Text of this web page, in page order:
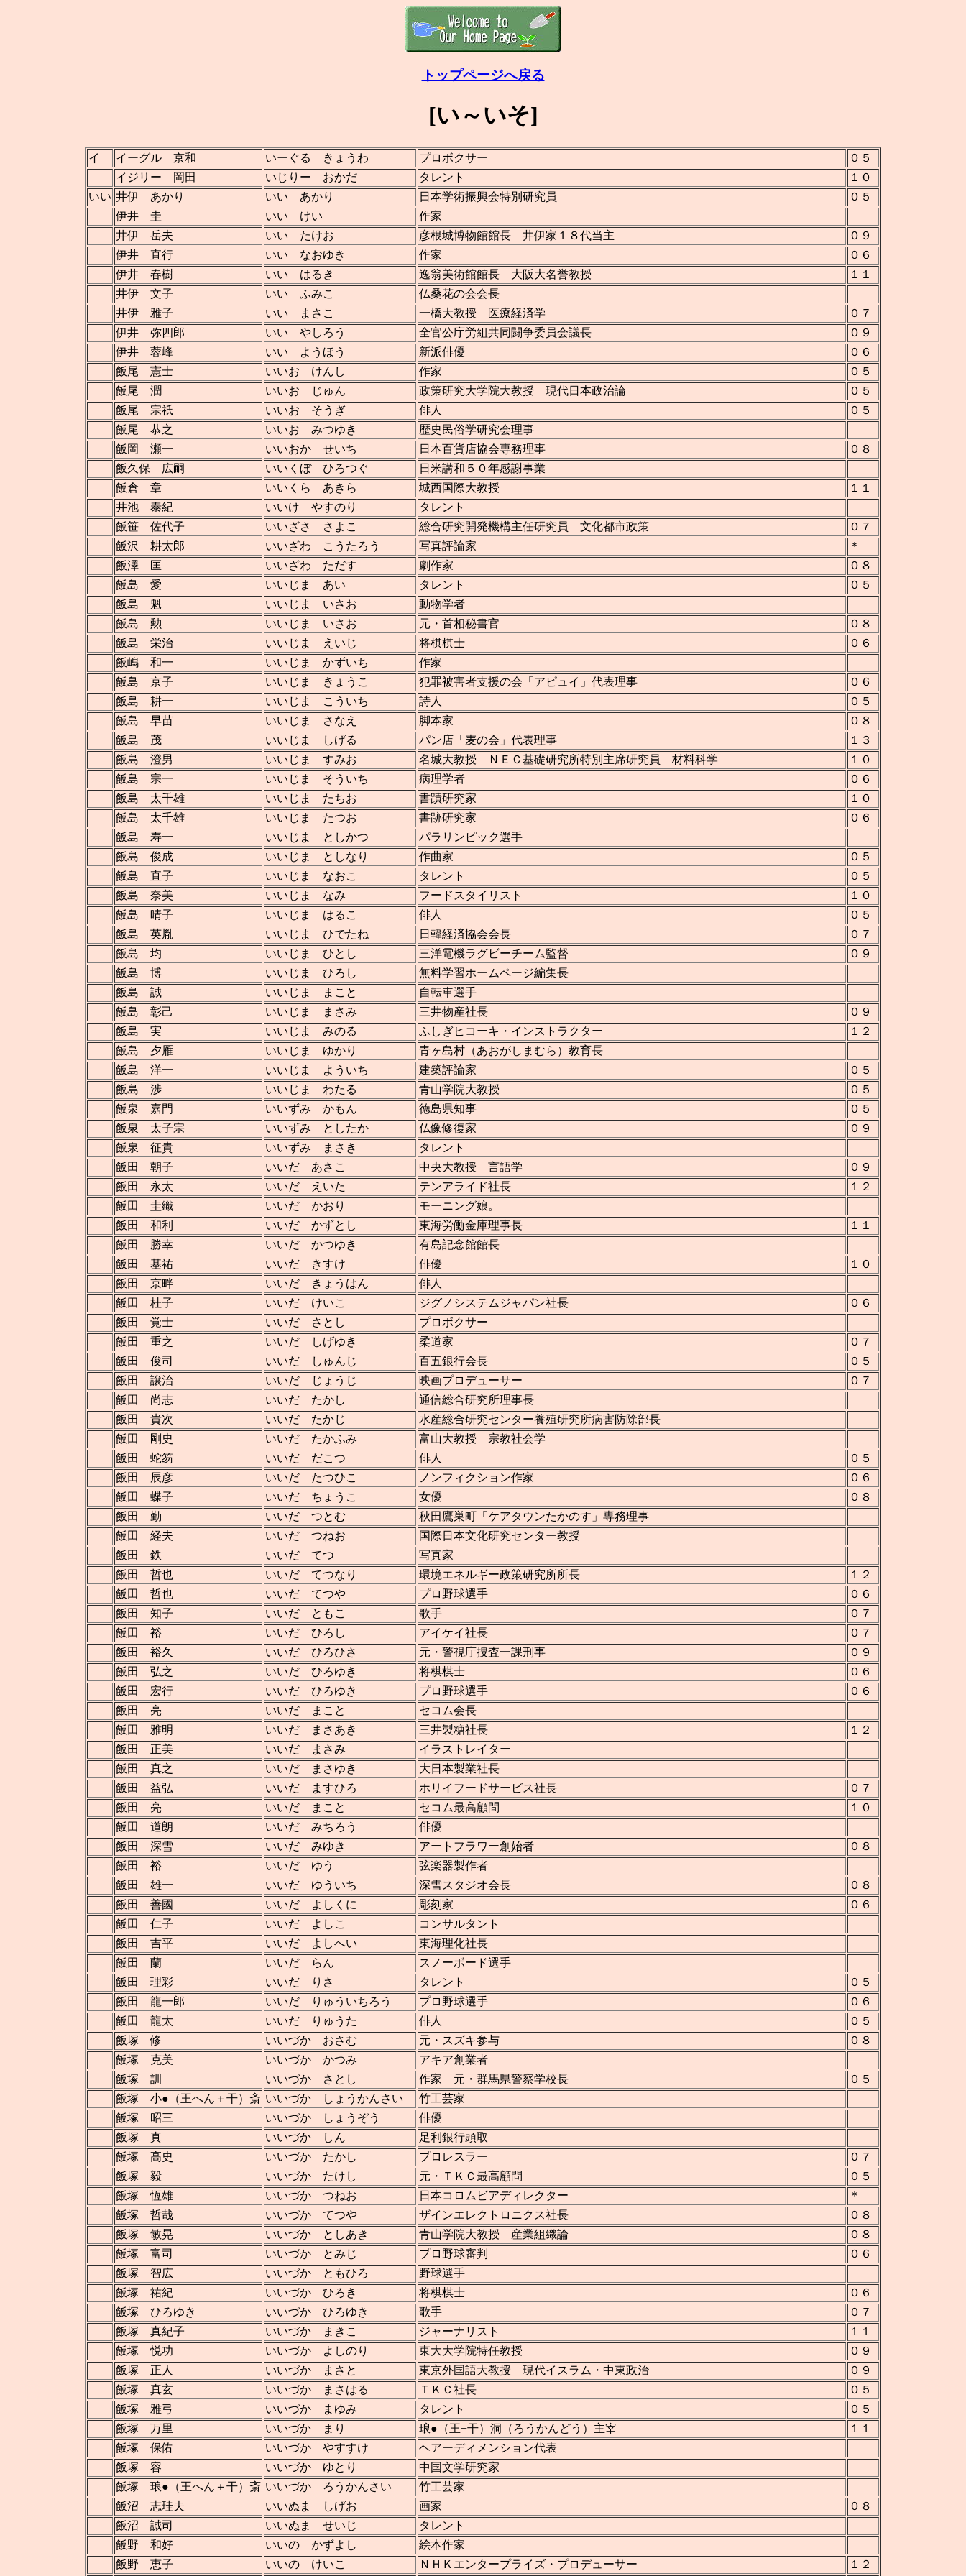
トップページへ戻る
[い～いそ]
イ イーグル 京和 いーぐる きょうわ プロボクサー
０５
イジリー 岡田
いじりー おかだ タレント
１０
いい 井伊 あかり いい あかり 日本学術振興会特別研究員
０５
伊井 圭
いい けい
作家
井伊 岳夫
いい たけお 彦根城博物館館長 井伊家１８代当主
０９
伊井 直行
いい なおゆき 作家
０６
伊井 春樹
いい はるき 逸翁美術館館長 大阪大名誉教授
１１
井伊 文子
いい ふみこ
仏桑花の会会長
井伊 雅子
いい まさこ 一橋大教授 医療経済学
０７
伊井 弥四郎
いい やしろう 全官公庁労組共同闘争委員会議長
０９
伊井 蓉峰
いい ようほう 新派俳優
０６
飯尾 憲士
いいお けんし 作家
０５
飯尾 潤
いいお じゅん 政策研究大学院大教授 現代日本政治論
０５
飯尾 宗祇
いいお そうぎ 俳人
０５
飯尾 恭之
いいお みつゆき
歴史民俗学研究会理事
飯岡 瀬一
いいおか せいち 日本百貨店協会専務理事
０８
飯久保 広嗣
いいくぼ ひろつぐ
日米講和５０年感謝事業
飯倉 章
いいくら あきら 城西国際大教授
１１
井池 泰紀
いいけ やすのり
タレント
飯笹 佐代子
いいざさ さよこ 総合研究開発機構主任研究員 文化都市政策
０７
飯沢 耕太郎
いいざわ こうたろう 写真評論家
＊
飯澤 匡
いいざわ ただす 劇作家
０８
飯島 愛
いいじま あい タレント
０５
飯島 魁
いいじま いさお
動物学者
飯島 勲
いいじま いさお 元・首相秘書官
０８
飯島 栄治
いいじま えいじ 将棋棋士
０６
飯嶋 和一
いいじま かずいち
作家
飯島 京子
いいじま きょうこ 犯罪被害者支援の会「アピュイ」代表理事
０６
飯島 耕一
いいじま こういち 詩人
０５
飯島 早苗
いいじま さなえ 脚本家
０８
飯島 茂
いいじま しげる パン店「麦の会」代表理事
１３
飯島 澄男
いいじま すみお 名城大教授 ＮＥＣ基礎研究所特別主席研究員 材料科学
１０
飯島 宗一
いいじま そういち 病理学者
０６
飯島 太千雄
いいじま たちお 書蹟研究家
１０
飯島 太千雄
いいじま たつお 書跡研究家
０６
飯島 寿一
いいじま としかつ
パラリンピック選手
飯島 俊成
いいじま としなり 作曲家
０５
飯島 直子
いいじま なおこ タレント
０５
飯島 奈美
いいじま なみ フードスタイリスト
１０
飯島 晴子
いいじま はるこ 俳人
０５
飯島 英胤
いいじま ひでたね 日韓経済協会会長
０７
飯島 均
いいじま ひとし 三洋電機ラグビーチーム監督
０９
飯島 博
いいじま ひろし
無料学習ホームページ編集長
飯島 誠
いいじま まこと
自転車選手
飯島 彰己
いいじま まさみ 三井物産社長
０９
飯島 実
いいじま みのる ふしぎヒコーキ・インストラクター
１２
飯島 夕雁
いいじま ゆかり
青ヶ島村（あおがしまむら）教育長
飯島 洋一
いいじま よういち 建築評論家
０５
飯島 渉
いいじま わたる 青山学院大教授
０５
飯泉 嘉門
いいずみ かもん 徳島県知事
０５
飯泉 太子宗
いいずみ としたか 仏像修復家
０９
飯泉 征貴
いいずみ まさき
タレント
飯田 朝子
いいだ あさこ 中央大教授 言語学
０９
飯田 永太
いいだ えいた テンアライド社長
１２
飯田 圭織
いいだ かおり
モーニング娘。
飯田 和利
いいだ かずとし 東海労働金庫理事長
１１
飯田 勝幸
いいだ かつゆき
有島記念館館長
飯田 基祐
いいだ きすけ 俳優
１０
飯田 京畔
いいだ きょうはん
俳人
飯田 桂子
いいだ けいこ ジグノシステムジャパン社長
０６
飯田 覚士
いいだ さとし
プロボクサー
飯田 重之
いいだ しげゆき 柔道家
０７
飯田 俊司
いいだ しゅんじ 百五銀行会長
０５
飯田 譲治
いいだ じょうじ 映画プロデューサー
０７
飯田 尚志
いいだ たかし
通信総合研究所理事長
飯田 貴次
いいだ たかじ
水産総合研究センター養殖研究所病害防除部長
飯田 剛史
いいだ たかふみ
富山大教授 宗教社会学
飯田 蛇笏
いいだ だこつ 俳人
０５
飯田 辰彦
いいだ たつひこ ノンフィクション作家
０６
飯田 蝶子
いいだ ちょうこ 女優
０８
飯田 勤
いいだ つとむ
秋田鷹巣町「ケアタウンたかのす」専務理事
飯田 経夫
いいだ つねお
国際日本文化研究センター教授
飯田 鉄
いいだ てつ
写真家
飯田 哲也
いいだ てつなり 環境エネルギー政策研究所所長
１２
飯田 哲也
いいだ てつや プロ野球選手
０６
飯田 知子
いいだ ともこ 歌手
０７
飯田 裕
いいだ ひろし アイケイ社長
０７
飯田 裕久
いいだ ひろひさ 元・警視庁捜査一課刑事
０９
飯田 弘之
いいだ ひろゆき 将棋棋士
０６
飯田 宏行
いいだ ひろゆき プロ野球選手
０６
飯田 亮
いいだ まこと
セコム会長
飯田 雅明
いいだ まさあき 三井製糖社長
１２
飯田 正美
いいだ まさみ
イラストレイター
飯田 真之
いいだ まさゆき
大日本製業社長
飯田 益弘
いいだ ますひろ ホリイフードサービス社長
０７
飯田 亮
いいだ まこと セコム最高顧問
１０
飯田 道朗
いいだ みちろう
俳優
飯田 深雪
いいだ みゆき アートフラワー創始者
０８
飯田 裕
いいだ ゆう
弦楽器製作者
飯田 雄一
いいだ ゆういち 深雪スタジオ会長
０８
飯田 善國
いいだ よしくに 彫刻家
０６
飯田 仁子
いいだ よしこ
コンサルタント
飯田 吉平
いいだ よしへい
東海理化社長
飯田 蘭
いいだ らん
スノーボード選手
飯田 理彩
いいだ りさ タレント
０５
飯田 龍一郎
いいだ りゅういちろう プロ野球選手
０６
飯田 龍太
いいだ りゅうた 俳人
０５
飯塚 修
いいづか おさむ 元・スズキ参与
０８
飯塚 克美
いいづか かつみ
アキア創業者
飯塚 訓
いいづか さとし 作家 元・群馬県警察学校長
０５
飯塚 小●（王へん＋干）斎 いいづか しょうかんさい
竹工芸家
飯塚 昭三
いいづか しょうぞう
俳優
飯塚 真
いいづか しん
足利銀行頭取
飯塚 高史
いいづか たかし プロレスラー
０７
飯塚 毅
いいづか たけし 元・ＴＫＣ最高顧問
０５
飯塚 恆雄
いいづか つねお 日本コロムビアディレクター
＊
飯塚 哲哉
いいづか てつや ザインエレクトロニクス社長
０８
飯塚 敏晃
いいづか としあき 青山学院大教授 産業組織論
０８
飯塚 富司
いいづか とみじ プロ野球審判
０６
飯塚 智広
いいづか ともひろ
野球選手
飯塚 祐紀
いいづか ひろき 将棋棋士
０６
飯塚 ひろゆき
いいづか ひろゆき 歌手
０７
飯塚 真紀子
いいづか まきこ ジャーナリスト
１１
飯塚 悦功
いいづか よしのり 東大大学院特任教授
０９
飯塚 正人
いいづか まさと 東京外国語大教授 現代イスラム・中東政治
０９
飯塚 真玄
いいづか まさはる ＴＫＣ社長
０５
飯塚 雅弓
いいづか まゆみ タレント
０５
飯塚 万里
いいづか まり 琅●（王+干）洞（ろうかんどう）主宰
１１
飯塚 保佑
いいづか やすすけ
ヘアーディメンション代表
飯塚 容
いいづか ゆとり
中国文学研究家
飯塚 琅●（王へん＋干）斎 いいづか ろうかんさい
竹工芸家
飯沼 志珪夫
いいぬま しげお 画家
０８
飯沼 誠司
いいぬま せいじ
タレント
飯野 和好
いいの かずよし
絵本作家
飯野 恵子
いいの けいこ ＮＨＫエンタープライズ・プロデューサー １２